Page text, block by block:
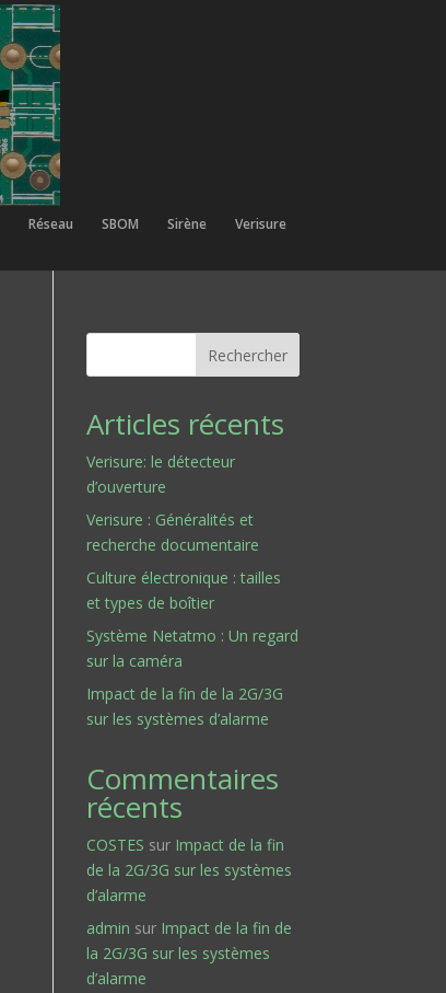
Réseau SBOM Sirène Verisure
Rechercher
Articles récents
Verisure: le détecteur
d’ouverture
Verisure : Généralités et
recherche documentaire
Culture électronique : tailles
et types de boîtier
Système Netatmo : Un regard
sur la caméra
Impact de la fin de la 2G/3G
sur les systèmes d’alarme
Commentaires
récents
COSTES sur Impact de la fin
de la 2G/3G sur les systèmes
d’alarme
admin sur Impact de la fin de
la 2G/3G sur les systèmes
d’alarme